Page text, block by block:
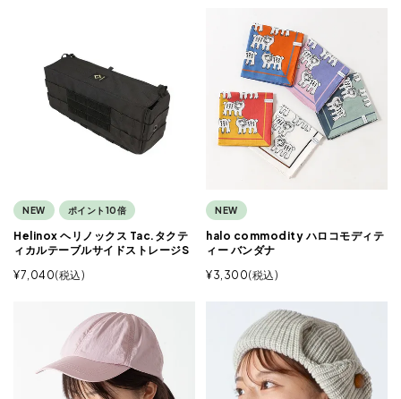
NEW ポイント10倍
Helinox ヘリノックス Tac.タクテ
ィカルテーブルサイドストレージS
¥7,040 税込
NEW
halo commodity ハロコモディテ
ィー バンダナ
¥3,300 税込